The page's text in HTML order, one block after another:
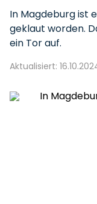
In Magdeburg ist
geklaut worden.
ein Tor auf.
Aktualisiert: